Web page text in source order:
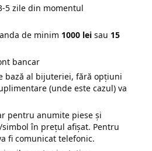
5 zile din momentul
de minim 1000 lei sau 15
bancar
bază al bijuteriei, fără opțiuni
(unde este cazul) va
pentru anumite piese și
în prețul afișat. Pentru
fi comunicat telefonic.